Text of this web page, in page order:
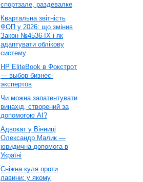
спортзале, раздевалке
Квартальна звітність
ФОП у 2026: що змінив
Закон №4536-IX і як
адаптувати облікову
систему
HP EliteBook в Фокстрот
— выбор бизнес-
экспертов
Чи можна запатентувати
винахід, створений за
допомогою AI?
Адвокат у Вінниці
Олександр Малик —
юридична допомога в
Україні
Сніжна куля проти
лавини: у якому